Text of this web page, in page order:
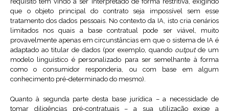
que o objeto principal do contrato seja impossível sem esse
tratamento dos dados pessoais. No contexto da IA, isto cria cenários
limitados nos quais a base contratual pode ser viável, muito
provavelmente apenas em circunstâncias em que o sistema de IA é
adaptado ao titular de dados (por exemplo, quando outputde um
modelo linguístico é personalizado para ser semelhante à forma
como o consumidor responderia, ou com base em algum
conhecimento pré-determinado do mesmo).
Quanto à segunda parte desta base jurídica – a necessidade de
tomar diligências pré-contratuais – a sua utilização exige a